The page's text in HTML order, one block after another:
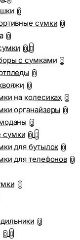
0
сумки 0
0
0
с сумками 0
0
0
на колесиках 0
органайзеры 0
0
сумки 0
для бутылок 0
для телефонов 0
0
0
0